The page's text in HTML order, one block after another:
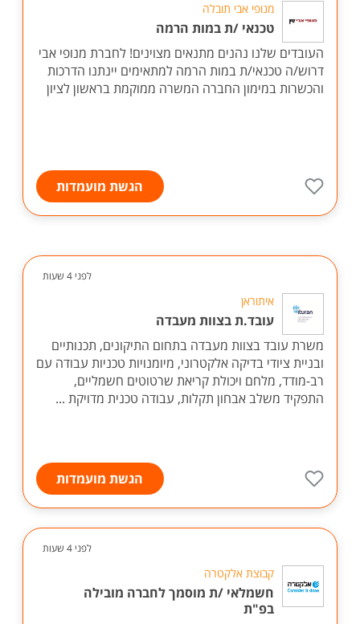
מנופי אבי תובלה
טכנאי /ת במות הרמה
העובדים שלנו נהנים מתנאים מצוינים! לחברת מנופי אבי
דרוש/ה טכנאי/ת במות הרמה למתאימים יינתנו הדרכות
והכשרות במימון החברה המשרה ממוקמת בראשון לציון
הגשת מועמדות
לפני 4 שעות
איתוראן
עובד.ת בצוות מעבדה
משרת עובד בצוות מעבדה בתחום התיקונים, תכנותיים
ובניית ציודי בדיקה אלקטרוני, מיומנויות טכניות עבודה עם
רב-מודד, מלחם ויכולת קריאת שרטוטים חשמליים,
התפקיד משלב אבחון תקלות, עבודה טכנית מדויקת ...
הגשת מועמדות
לפני 4 שעות
קבוצת אלקטרה
חשמלאי /ת מוסמך לחברה מובילה
בפ"ת